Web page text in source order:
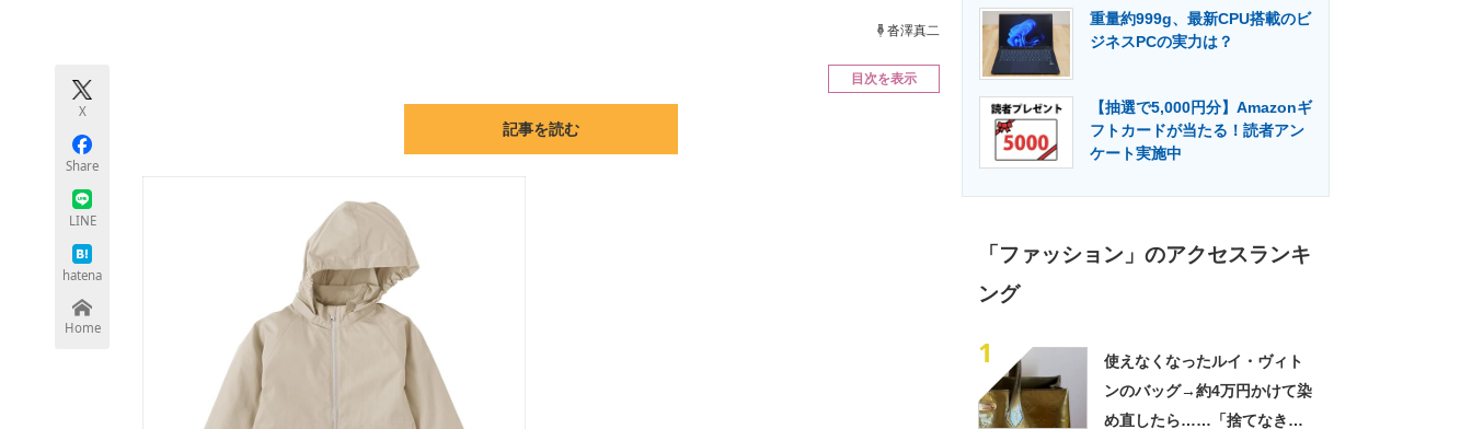
沓澤真二
X
Share
LINE
hatena
Home
目次を表示
記事を読む
重量約999g、最新CPU搭載のビ
ジネスPCの実力は？
【抽選で5,000円分】Amazonギ
フトカードが当たる！読者アン
ケート実施中
「ファッション」のアクセスランキ
ング
1
使えなくなったルイ・ヴィト
ンのバッグ→約4万円かけて染
め直したら……「捨てなきゃ